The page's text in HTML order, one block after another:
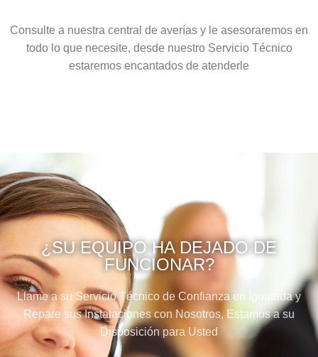
Consulte a nuestra central de averías y le asesoraremos en
todo lo que necesite, desde nuestro Servicio Técnico
estaremos encantados de atenderle
¿SU EQUIPO HA DEJADO DE
FUNCIONAR?
Llame a su Servicio Técnico de Confianza en Igualada y
Repare sus Instalaciones con Nosotros, Estamos a su
Disposición para Usted